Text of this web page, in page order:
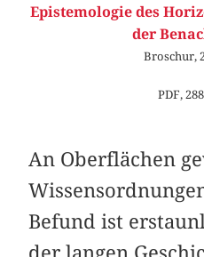
Epistemologie des
der
Broschur,
PDF,
An Oberflächen
Befund ist